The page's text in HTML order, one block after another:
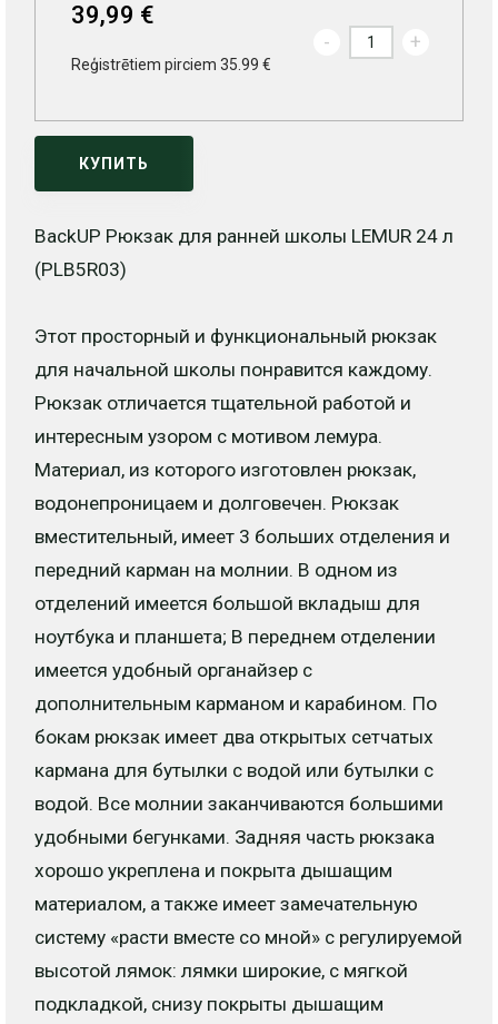
39,99 €
Reģistrētiem pirciem 35.99 €
- +
КУПИТЬ
BackUP Рюкзак для ранней школы LEMUR 24 л
(PLB5R03)
Этот просторный и функциональный рюкзак
для начальной школы понравится каждому.
Рюкзак отличается тщательной работой и
интересным узором с мотивом лемура.
Материал, из которого изготовлен рюкзак,
водонепроницаем и долговечен. Рюкзак
вместительный, имеет 3 больших отделения и
передний карман на молнии. В одном из
отделений имеется большой вкладыш для
ноутбука и планшета; В переднем отделении
имеется удобный органайзер с
дополнительным карманом и карабином. По
бокам рюкзак имеет два открытых сетчатых
кармана для бутылки с водой или бутылки с
водой. Все молнии заканчиваются большими
удобными бегунками. Задняя часть рюкзака
хорошо укреплена и покрыта дышащим
материалом, а также имеет замечательную
систему «расти вместе со мной» с регулируемой
высотой лямок: лямки широкие, с мягкой
подкладкой, снизу покрыты дышащим